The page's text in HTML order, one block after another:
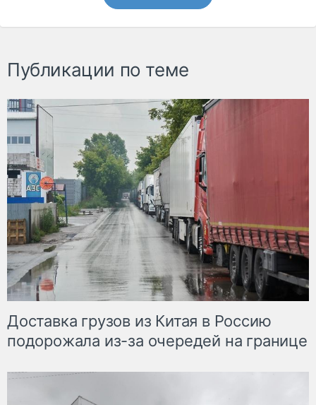
Публикации по теме
Доставка грузов из Китая в Россию
подорожала из-за очередей на границе